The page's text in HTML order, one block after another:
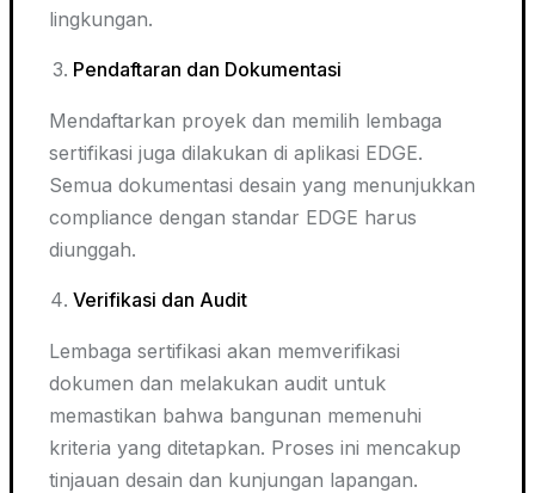
lingkungan.
Pendaftaran dan Dokumentasi
Mendaftarkan proyek dan memilih lembaga
sertifikasi juga dilakukan di aplikasi EDGE.
Semua dokumentasi desain yang menunjukkan
compliance dengan standar EDGE harus
diunggah.
Verifikasi dan Audit
Lembaga sertifikasi akan memverifikasi
dokumen dan melakukan audit untuk
memastikan bahwa bangunan memenuhi
kriteria yang ditetapkan. Proses ini mencakup
tinjauan desain dan kunjungan lapangan.